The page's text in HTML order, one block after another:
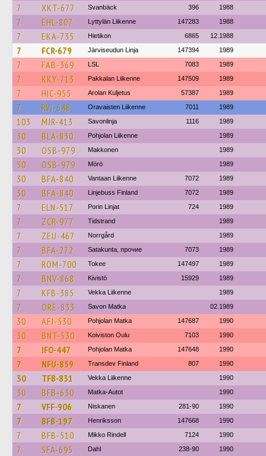
7 XKT-677 Svanbäck 396 1988
7 EHL-807 Lyttylän Liikenne 147283 1988
7 EKA-735 Hietikon 6865 12.1988
7 FCR-679 Järviseudun Linja 147394 1989
7 FAB-369 LSL 7083 1989
7 KKY-713 Pakkalan Liikenne 147509 1989
7 HIC-955 Arolan Kuljetus 57387 1989
7 RVI-648 Oravaisten Liikenne 7011 1989
103 MJR-413 Savonlinja 1116 1989
30 BLA-830 Pohjolan Liikenne 1989
30 OSB-979 Makkonen 1989
30 OSB-979 Mörö 1989
30 BFA-840 Vantaan Liikenne 7072 1989
30 BFA-840 Linjebuss Finland 7072 1989
7 ELN-517 Porin Linjat 724 1989
7 ZCR-977 Tidstrand 1989
7 ZEU-467 Norrgård 1989
7 BFA-272 Satakunta, прочие 7073 1989
7 ROM-700 Tokee 147497 1989
7 BNV-868 Kivistö 15929 1989
7 KFB-385 Vekka Liikenne 1989
7 ORE-833 Savon Matka 02.1989
30 AFJ-530 Pohjolan Matka 147687 1990
30 BNT-530 Koiviston Oulu 7103 1990
7 IFO-447 Pohjolan Matka 147648 1990
7 NFU-859 Transdev Finland 807 1990
30 TFB-831 Vekka Liikenne 1990
30 BFB-630 Matka-Autot 1990
7 VFF-906 Niskanen 281-90 1990
7 BFB-197 Henriksson 147668 1990
7 BFB-510 Mikko Rindell 7124 1990
7 SFA-695 Dahl 238-90 1990